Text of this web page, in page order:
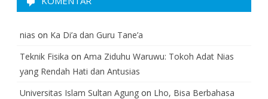
nias on Ka Di’a dan Guru Tane’a
Teknik Fisika on Ama Ziduhu Waruwu: Tokoh Adat Nias
yang Rendah Hati dan Antusias
Universitas Islam Sultan Agung on Lho, Bisa Berbahasa